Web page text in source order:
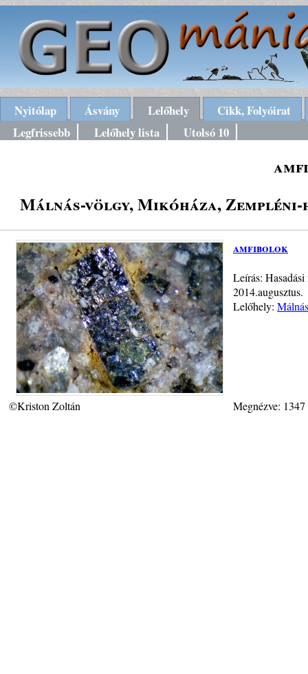
Nyitólap Ásvány Lelőhely
Cikk, Folyóirat
Legfrissebb
Lelőhely lista Utolsó 10
Málnás-völgy, Mikóháza, Zempléni-
amfibolok
Leírás:
2014.augusztus.
Lelőhely:
©Kriston Zoltán Megnézve: